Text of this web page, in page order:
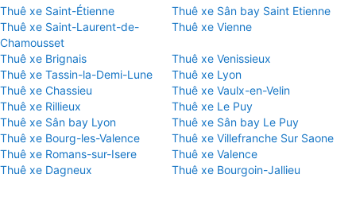
Thuê xe Saint-Étienne
Thuê xe Sân bay Saint Etienne
Thuê xe Saint-Laurent-de-
Chamousset
Thuê xe Vienne
Thuê xe Brignais
Thuê xe Venissieux
Thuê xe Tassin-la-Demi-Lune
Thuê xe Lyon
Thuê xe Chassieu
Thuê xe Vaulx-en-Velin
Thuê xe Rillieux
Thuê xe Le Puy
Thuê xe Sân bay Lyon
Thuê xe Sân bay Le Puy
Thuê xe Bourg-les-Valence
Thuê xe Villefranche Sur Saone
Thuê xe Romans-sur-Isere
Thuê xe Valence
Thuê xe Dagneux
Thuê xe Bourgoin-Jallieu